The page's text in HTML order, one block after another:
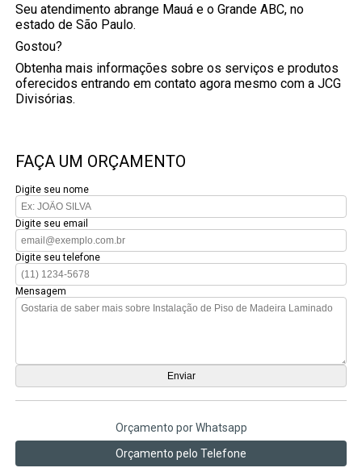
Seu atendimento abrange Mauá e o Grande ABC, no
estado de São Paulo.
Gostou?
Obtenha mais informações sobre os serviços e produtos
oferecidos entrando em contato agora mesmo com a JCG
Divisórias.
FAÇA UM ORÇAMENTO
Digite seu nome
Digite seu email
Digite seu telefone
Mensagem
Orçamento por Whatsapp
Orçamento pelo Telefone